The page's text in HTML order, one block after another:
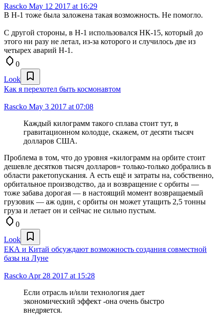
Rascko May 12 2017 at 16:29
В Н-1 тоже была заложена такая возможность. Не помогло.
С другой стороны, в Н-1 использовался НК-15, который до
этого ни разу не летал, из-за которого и случилось две из
четырех аварий Н-1.
0
Look
Как я перехотел быть космонавтом
Rascko May 3 2017 at 07:08
Каждый килограмм такого сплава стоит тут, в
гравитационном колодце, скажем, от десяти тысяч
долларов США.
Проблема в том, что до уровня «килограмм на орбите стоит
дешевле десятков тысяч долларов» только-только добрались в
области ракетопускания. А есть ещё и затраты на, собственно,
орбитальное производство, да и возвращение с орбиты —
тоже забава дорогая — в настоящий момент возвращаемый
грузовик — аж один, с орбиты он может утащить 2,5 тонны
груза и летает он и сейчас не сильно пустым.
0
Look
ЕКА и Китай обсуждают возможность создания совместной
базы на Луне
Rascko Apr 28 2017 at 15:28
Если отрасль и/или технология дает
экономический эффект -она очень быстро
внедряется.